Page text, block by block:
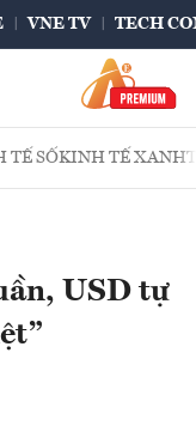
VNE TV TECH
TẾ SỐKINH TẾ XANH
USD tự